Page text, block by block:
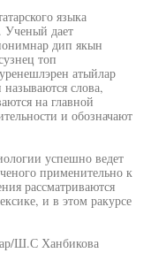
языка
Ученый дает
дип якын
топ
атыйлар
слова,
на главной
и обозначают
успешно ведет
применительно к
рассматриваются
и в этом ракурсе
Ш.С Ханбикова